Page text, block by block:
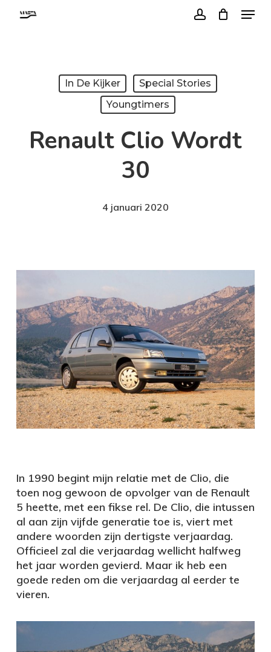
Menu
In De Kijker
Special Stories
Youngtimers
Renault Clio Wordt
30
4 januari 2020
In 1990 begint mijn relatie met de Clio, die
toen nog gewoon de opvolger van de Renault
5 heette, met een fikse rel. De Clio, die intussen
al aan zijn vijfde generatie toe is, viert met
andere woorden zijn dertigste verjaardag.
Officieel zal die verjaardag wellicht halfweg
het jaar worden gevierd. Maar ik heb een
goede reden om die verjaardag al eerder te
vieren.